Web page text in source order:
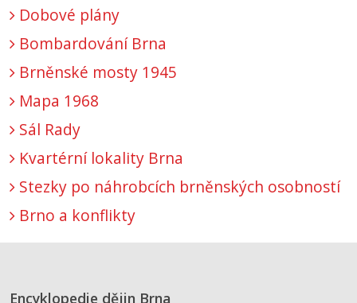
Dobové plány
Bombardování Brna
Brněnské mosty 1945
Mapa 1968
Sál Rady
Kvartérní lokality Brna
Stezky po náhrobcích brněnských osobností
Brno a konflikty
Encyklopedie dějin Brna